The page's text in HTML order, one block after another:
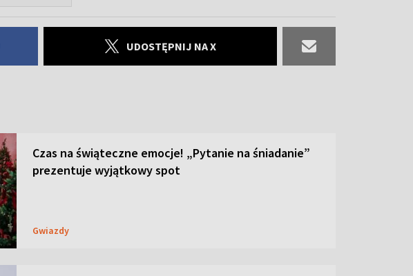
UDOSTĘPNIJ NA X
Czas na świąteczne emocje! „Pytanie na śniadanie”
prezentuje wyjątkowy spot
Gwiazdy